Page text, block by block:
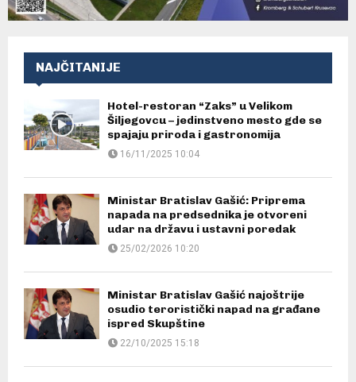
NAJČITANIJE
Hotel-restoran “Zaks” u Velikom
Šiljegovcu – jedinstveno mesto gde se
spajaju priroda i gastronomija
16/11/2025 10:04
Ministar Bratislav Gašić: Priprema
napada na predsednika je otvoreni
udar na državu i ustavni poredak
25/02/2026 10:20
Ministar Bratislav Gašić najoštrije
osudio teroristički napad na građane
ispred Skupštine
22/10/2025 15:18